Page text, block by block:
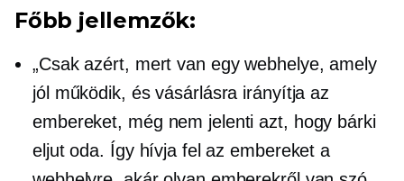
Főbb jellemzők:
„Csak azért, mert van egy webhelye, amely
jól működik, és vásárlásra irányítja az
embereket, még nem jelenti azt, hogy bárki
eljut oda. Így hívja fel az embereket a